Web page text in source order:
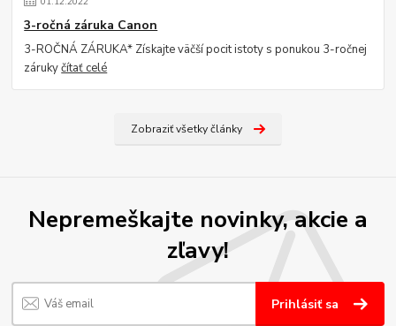
3-ročná záruka Canon
3-ROČNÁ ZÁRUKA* Získajte väčší pocit istoty s ponukou 3-ročnej
zárukyčítať celé
Zobraziť všetky články
Nepremeškajte novinky, akcie a
zľavy!
Prihlásiť sa